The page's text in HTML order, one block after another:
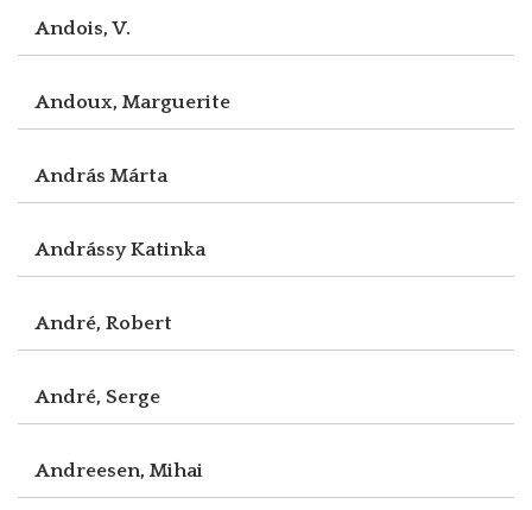
Andois, V.
Andoux, Marguerite
András Márta
Andrássy Katinka
André, Robert
André, Serge
Andreesen, Mihai